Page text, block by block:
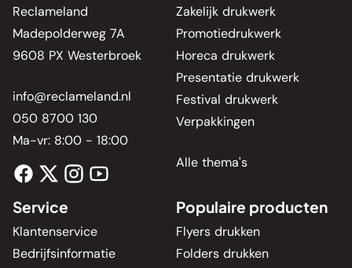
Reclameland
Madepolderweg 7A
9608 PX Westerbroek
info@reclameland.nl
050 8700 130
Ma-vr: 8:00 - 18:00
Zakelijk drukwerk
Promotiedrukwerk
Horeca drukwerk
Presentatie drukwerk
Festival drukwerk
Verpakkingen
Alle thema's
Service
Klantenservice
Bedrijfsinformatie
Populaire producten
Flyers drukken
Folders drukken